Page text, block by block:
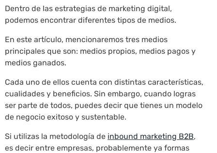
Dentro de las estrategias de marketing digital,
podemos encontrar diferentes tipos de medios.
En este artículo, mencionaremos tres medios
principales que son: medios propios, medios pagos y
medios ganados.
Cada uno de ellos cuenta con distintas características,
cualidades y beneficios. Sin embargo, cuando logras
ser parte de todos, puedes decir que tienes un modelo
de negocio exitoso y sustentable.
Si utilizas la metodología de inbound marketing B2B,
es decir entre empresas, probablemente ya formas